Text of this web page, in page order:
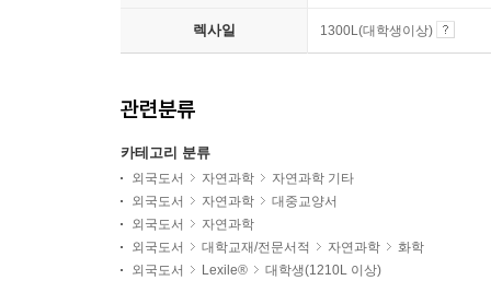
렉사일 1300L(대학생이상)
관련분류
카테고리 분류
외국도서 자연과학
자연과학 기타
외국도서
자연과학
대중교양서
외국도서
자연과학
외국도서
대학교재/전문서적 자연과학
화학
외국도서
Lexile® 대학생(1210L 이상)